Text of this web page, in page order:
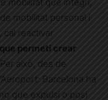
mobilitat personal i
cal reactivar
permeti crear
. Per això, des de
Barcelona ha
que expulsi o posi